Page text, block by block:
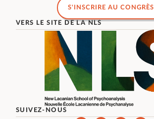
S'INSCRIRE AU CONGRÈS
VERS LE SITE DE LA NLS
SUIVEZ-NOUS